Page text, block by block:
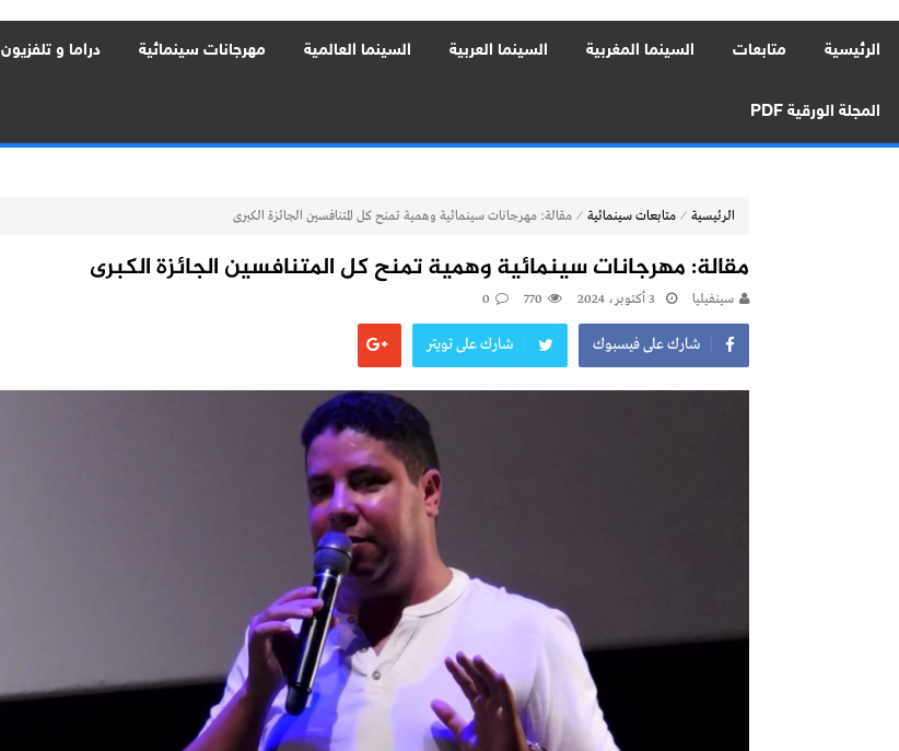
الرئيسية متابعات السينما المغربية السينما العربية السينما العالمية مهرجانات سينمائية دراما و تلفزيون
المجلة الورقية PDF
الرئيسية ⁄ متابعات سينمائية ⁄ مقالة: مهرجانات سينمائية وهمية تمنح كل المتنافسين الجائزة الكبرى
مقالة: مهرجانات سينمائية وهمية تمنح كل المتنافسين الجائزة الكبرى
سينفيليا 3 أكتوبر، 2024 770
0
شارك على فيسبوك شارك على تويتر